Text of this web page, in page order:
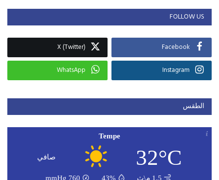
FOLLOW US
Facebook
X (Twitter)
Instagram
WhatsApp
الطقس
Tempe
32°C صافي
1.5 م\ث 43%
760
mmHg